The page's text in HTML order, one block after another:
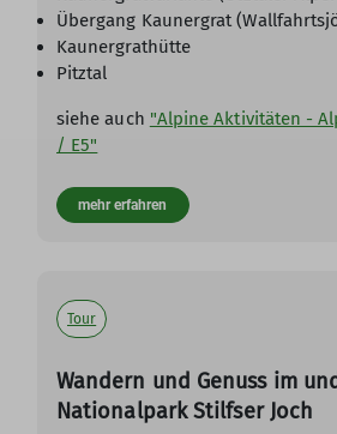
Übergang Kaunergrat
Kaunergrathütte
Pitztal
siehe auch "Alpine Aktivitäten -
/ E5"
mehr erfahren
Tour
Wandern und Genuss im
Nationalpark Stilfser Joch